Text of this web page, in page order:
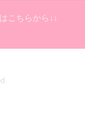
こちらから↓↓